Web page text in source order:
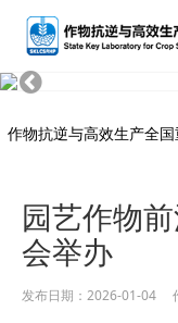
作物抗逆与高效生产全
园艺作物
会举办
发布日期：2026-01-04